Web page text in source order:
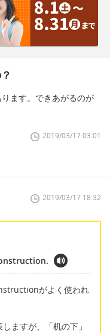
ます。できあがるのが
2019/03/17 03:01
2019/03/17 18:32
がよく使われ
ますが、「机の下」